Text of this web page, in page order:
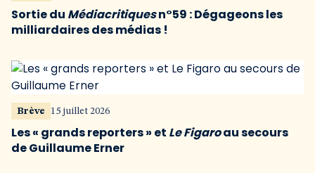
Sortie du Médiacritiquesn°59 : Dégageons les
milliardaires des médias !
Brève 15 juillet 2026
Les « grands reporters » et Le Figaroau secours
de Guillaume Erner